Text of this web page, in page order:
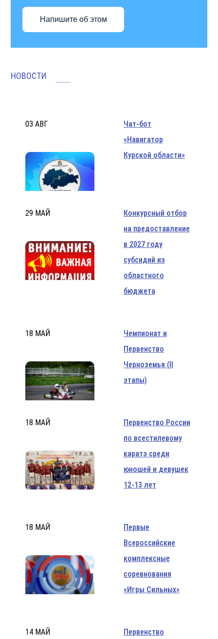
Напишите об этом
НОВОСТИ
03 АВГ
Чат-бот
«Навигатор
Курской области»
29 МАЙ
Конкурсный отбор
на предоставление
в 2027 году
субсидий из
областного
бюджета
18 МАЙ
Чемпионат и
Первенство
Черноземья (II
этапы)
18 МАЙ
Первенство России
по всестилевому
каратэ среди
юношей и девушек
12-13 лет
18 МАЙ
Первые
Всероссийские
комплексные
соревнования
«Игры Сильных»
14 МАЙ Первенство